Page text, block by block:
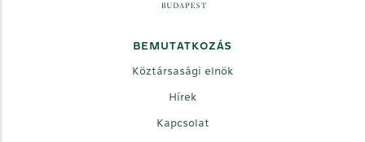
BEMUTATKOZÁS
Köztársasági elnök
Hírek
Kapcsolat